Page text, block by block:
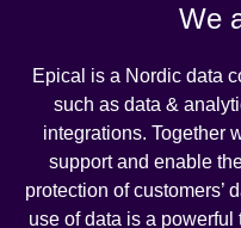
We
Epical is a Nordic data
such as data &
integrations. Together
support and enable
protection of customers’
use of data is a